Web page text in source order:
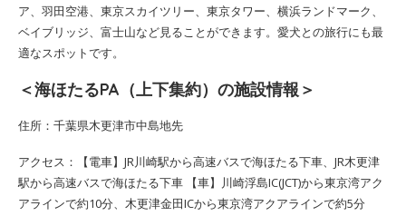
ア、羽田空港、東京スカイツリー、東京タワー、横浜ランドマーク、
ベイブリッジ、富士山など見ることができます。愛犬との旅行にも最
適なスポットです。
＜海ほたるPA（上下集約）の施設情報＞
住所：千葉県木更津市中島地先
アクセス：【電車】JR川崎駅から高速バスで海ほたる下車、JR木更津
駅から高速バスで海ほたる下車 【車】川崎浮島IC(JCT)から東京湾アク
アラインで約10分、木更津金田ICから東京湾アクアラインで約5分